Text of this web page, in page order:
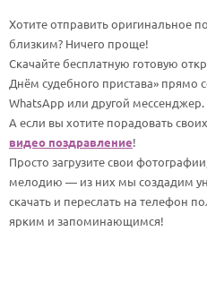
Хотите отправить оригинальное
близким? Ничего проще!
Скачайте бесплатную готовую
Днём судебного пристава» прямо
WhatsApp или другой мессенджер.
А если вы хотите порадовать
видео поздравление!
Просто загрузите свои
мелодию — из них мы создадим
скачать и переслать на телефон
ярким и запоминающимся!